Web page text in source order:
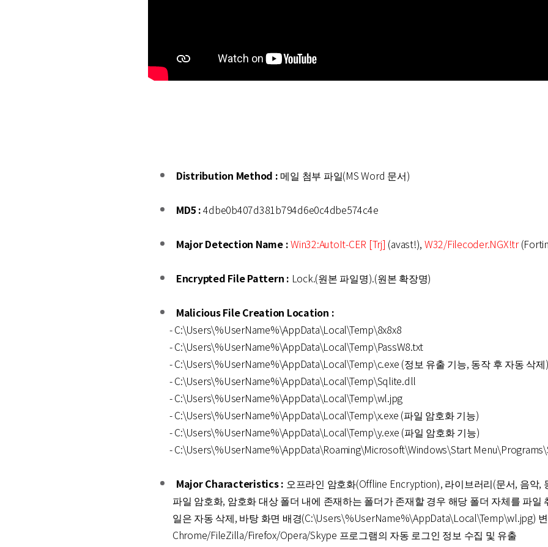
Distribution Method : 메일 첨부 파일(MS Word 문서)
MD5 :4dbe0b407d381b794d6e0c4dbe574c4e
Major Detection Name :Win32:AutoIt-CER [Trj] (avast!), W32/Filecoder.NGX!tr
Encrypted File Pattern : Lock.(원본 파일명).(원본 확장명)
Malicious File Creation Location :
- C:\Users\%UserName%\AppData\Local\Temp\8x8x8
- C:\Users\%UserName%\AppData\Local\Temp\PassW8.txt
- C:\Users\%UserName%\AppData\Local\Temp\c.exe (정보 유출 기능, 동작 후 자동 삭제)
- C:\Users\%UserName%\AppData\Local\Temp\Sqlite.dll
- C:\Users\%UserName%\AppData\Local\Temp\wl.jpg
- C:\Users\%UserName%\AppData\Local\Temp\x.exe (파일 암호화 기능)
- C:\Users\%UserName%\AppData\Local\Temp\y.exe (파일 암호화 기능)
- C:\Users\%UserName%\AppData\Roaming\Microsoft\Windows\Start
Major Characteristics : 오프라인 암호화(Offline Encryption), 라이브러리(문서, 음악,
파일 암호화, 암호화 대상 폴더 내에 존재하는 폴더가 존재할 경우 해당 폴더 자체를 파일
일은 자동 삭제, 바탕 화면 배경(C:\Users\%UserName%\AppData\Local\Temp\wl.jpg)
Chrome/FileZilla/Firefox/Opera/Skype 프로그램의 자동 로그인 정보 수집 및 유출